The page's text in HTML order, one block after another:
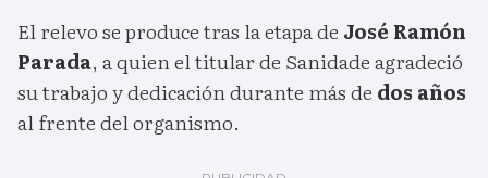
El relevo se produce tras la etapa de José Ramón
Parada, a quien el titular de Sanidade agradeció
su trabajo y dedicación durante más de dos años
al frente del organismo.